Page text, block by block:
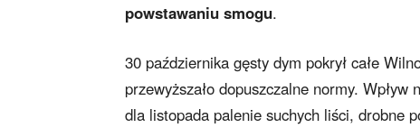
powstawaniu smogu.
30 października gęsty dym pokrył całe
przewyższało dopuszczalne normy.
dla listopada palenie suchych liści, drobne